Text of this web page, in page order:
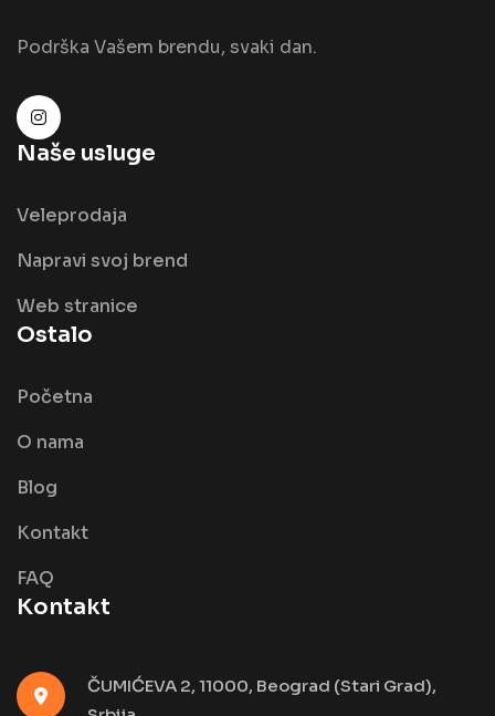
Podrška Vašem brendu, svaki dan.
Naše usluge
Veleprodaja
Napravi svoj brend
Web stranice
Ostalo
Početna
O nama
Blog
Kontakt
FAQ
Kontakt
ČUMIĆEVA 2, 11000, Beograd (Stari Grad),